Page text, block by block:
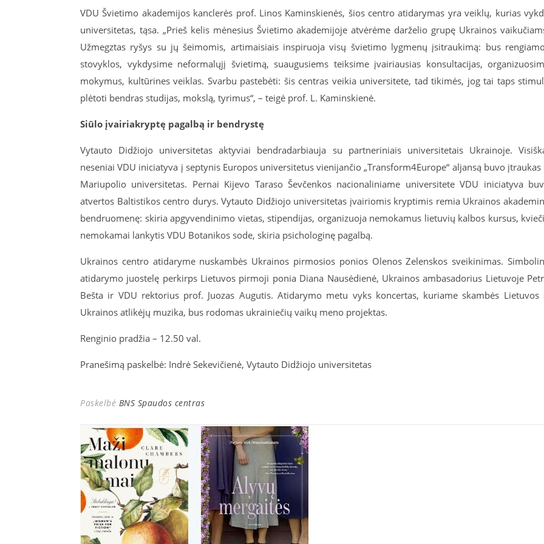
VDU Švietimo akademijos kanclerės prof. Linos Kaminskienės, šios centro atidarymas yra veiklų, kurias
universitetas, tąsa. „Prieš kelis mėnesius Švietimo akademijoje atvėrėme darželio grupę Ukrainos
Užmegztas ryšys su jų šeimomis, artimaisiais inspiruoja visų švietimo lygmenų įsitraukimą: bus
stovyklos, vykdysime neformalųjį švietimą, suaugusiems teiksime įvairiausias konsultacijas,
mokymus, kultūrines veiklas. Svarbu pastebėti: šis centras veikia universitete, tad tikimės, jog tai taps
plėtoti bendras studijas, mokslą, tyrimus“, – teigė prof. L. Kaminskienė.
Siūlo įvairiakryptę pagalbą ir bendrystę
Vytauto Didžiojo universitetas aktyviai bendradarbiauja su partneriniais universitetais Ukrainoje.
neseniai VDU iniciatyva į septynis Europos universitetus vienijančio „Transform4Europe“ aljansą buvo įtraukas
Mariupolio universitetas. Pernai Kijevo Taraso Ševčenkos nacionaliniame universitete VDU iniciatyva
atvertos Baltistikos centro durys. Vytauto Didžiojo universitetas įvairiomis kryptimis remia Ukrainos
bendruomenę: skiria apgyvendinimo vietas, stipendijas, organizuoja nemokamus lietuvių kalbos kursus,
nemokamai lankytis VDU Botanikos sode, skiria psichologinę pagalbą.
Ukrainos centro atidaryme nuskambės Ukrainos pirmosios ponios Olenos Zelenskos sveikinimas.
atidarymo juostelę perkirps Lietuvos pirmoji ponia Diana Nausėdienė, Ukrainos ambasadorius Lietuvoje
Bešta ir VDU rektorius prof. Juozas Augutis. Atidarymo metu vyks koncertas, kuriame skambės Lietuvos
Ukrainos atlikėjų muzika, bus rodomas ukrainiečių vaikų meno projektas.
Renginio pradžia – 12.50 val.
Pranešimą paskelbė: Indrė Sekevičienė, Vytauto Didžiojo universitetas
Paskelbė BNS Spaudos centras